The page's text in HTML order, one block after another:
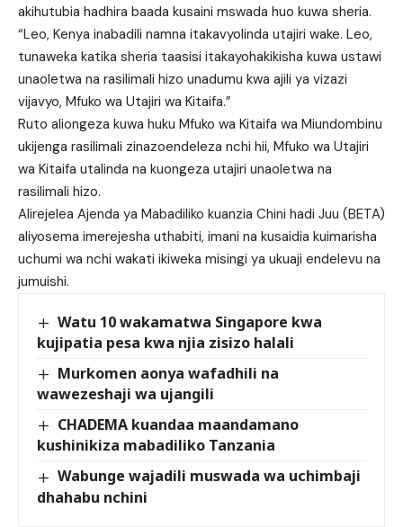
akihutubia hadhira baada kusaini mswada huo kuwa sheria.
“Leo, Kenya inabadili namna itakavyolinda utajiri wake. Leo,
tunaweka katika sheria taasisi itakayohakikisha kuwa ustawi
unaoletwa na rasilimali hizo unadumu kwa ajili ya vizazi
vijavyo, Mfuko wa Utajiri wa Kitaifa.”
Ruto aliongeza kuwa huku Mfuko wa Kitaifa wa Miundombinu
ukijenga rasilimali zinazoendeleza nchi hii, Mfuko wa Utajiri
wa Kitaifa utalinda na kuongeza utajiri unaoletwa na
rasilimali hizo.
Alirejelea Ajenda ya Mabadiliko kuanzia Chini hadi Juu (BETA)
aliyosema imerejesha uthabiti, imani na kusaidia kuimarisha
uchumi wa nchi wakati ikiweka misingi ya ukuaji endelevu na
jumuishi.
Watu 10 wakamatwa Singapore kwa
kujipatia pesa kwa njia zisizo halali
Murkomen aonya wafadhili na
wawezeshaji wa ujangili
CHADEMA kuandaa maandamano
kushinikiza mabadiliko Tanzania
Wabunge wajadili muswada wa uchimbaji
dhahabu nchini